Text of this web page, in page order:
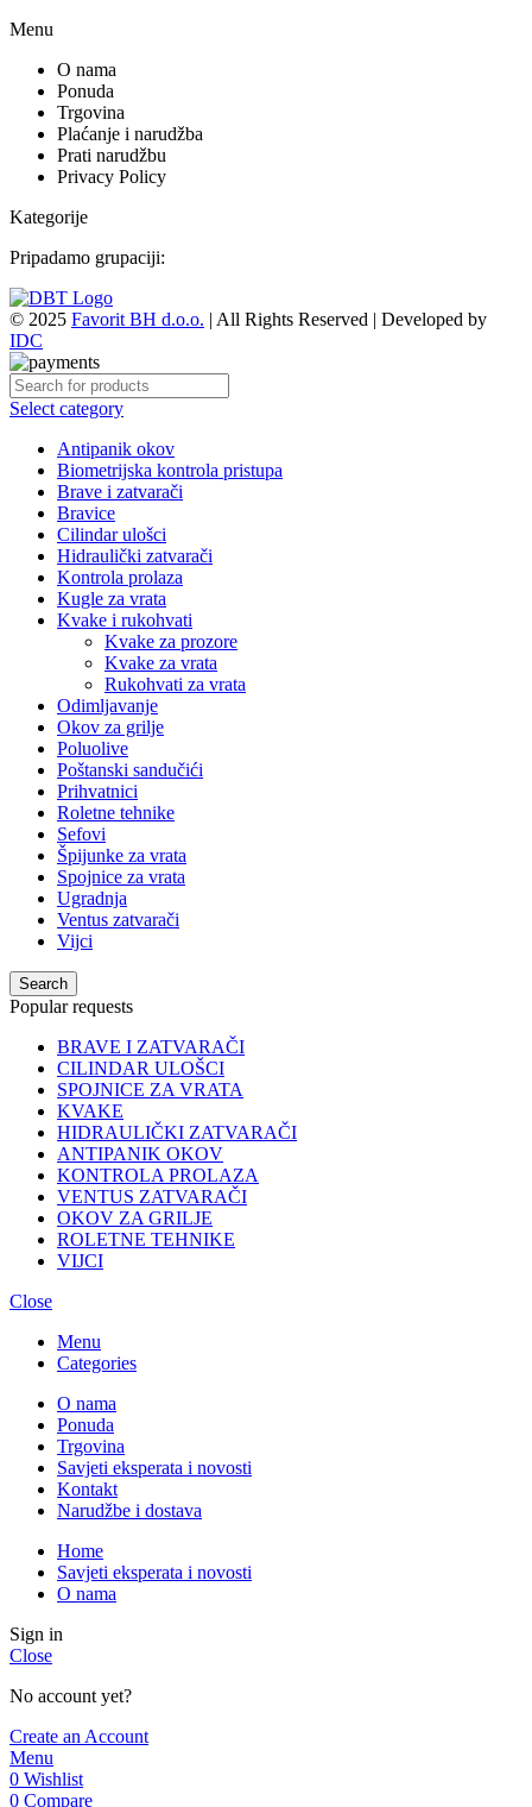
Menu
O nama
Ponuda
Trgovina
Plaćanje i narudžba
Prati narudžbu
Privacy Policy
Kategorije
Pripadamo grupaciji:
© 2025 Favorit BH d.o.o. | All Rights Reserved | Developed by
IDC
Select category
Antipanik okov
Biometrijska kontrola pristupa
Brave i zatvarači
Bravice
Cilindar ulošci
Hidraulički zatvarači
Kontrola prolaza
Kugle za vrata
Kvake i rukohvati
Kvake za prozore
Kvake za vrata
Rukohvati za vrata
Odimljavanje
Okov za grilje
Poluolive
Poštanski sandučići
Prihvatnici
Roletne tehnike
Sefovi
Špijunke za vrata
Spojnice za vrata
Ugradnja
Ventus zatvarači
Vijci
Search
Popular requests
BRAVE I ZATVARAČI
CILINDAR ULOŠCI
SPOJNICE ZA VRATA
KVAKE
HIDRAULIČKI ZATVARAČI
ANTIPANIK OKOV
KONTROLA PROLAZA
VENTUS ZATVARAČI
OKOV ZA GRILJE
ROLETNE TEHNIKE
VIJCI
Close
Menu
Categories
O nama
Ponuda
Trgovina
Savjeti eksperata i novosti
Kontakt
Narudžbe i dostava
Home
Savjeti eksperata i novosti
O nama
Sign in
Close
No account yet?
Create an Account
Menu
0 Wishlist
0 Compare